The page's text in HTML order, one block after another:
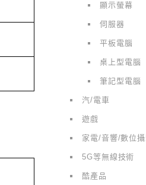
顯示螢幕
伺服器
平板電腦
桌上型電腦
筆記型電腦
汽/電車
遊戲
家電/音響/數位攝
5G等無線技術
酷產品